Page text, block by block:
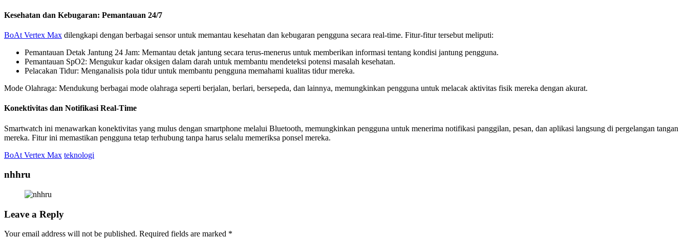
Kesehatan dan Kebugaran: Pemantauan 24/7
BoAt Vertex Max dilengkapi dengan berbagai sensor untuk memantau kesehatan dan kebugaran pengguna secara real-time. Fitur-fitur tersebut meliputi:
Pemantauan Detak Jantung 24 Jam: Memantau detak jantung secara terus-menerus untuk memberikan informasi tentang kondisi jantung pengguna.
Pemantauan SpO2: Mengukur kadar oksigen dalam darah untuk membantu mendeteksi potensi masalah kesehatan.
Pelacakan Tidur: Menganalisis pola tidur untuk membantu pengguna memahami kualitas tidur mereka.
Mode Olahraga: Mendukung berbagai mode olahraga seperti berjalan, berlari, bersepeda, dan lainnya, memungkinkan pengguna untuk melacak aktivitas fisik mereka dengan akurat.
Konektivitas dan Notifikasi Real-Time
Smartwatch ini menawarkan konektivitas yang mulus dengan smartphone melalui Bluetooth, memungkinkan pengguna untuk menerima notifikasi panggilan, pesan, dan aplikasi langsung di pergelangan tangan
mereka. Fitur ini memastikan pengguna tetap terhubung tanpa harus selalu memeriksa ponsel mereka.
BoAt Vertex Max teknologi
nhhru
Leave a Reply
Your email address will not be published. Required fields are marked *